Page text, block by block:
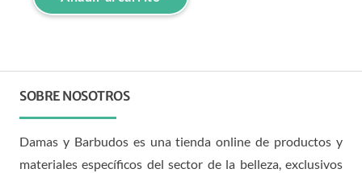
SOBRE NOSOTROS
Damas y Barbudos es una tienda online de productos y
materiales específicos del sector de la belleza, exclusivos